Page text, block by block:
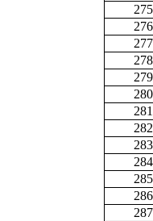
275
276
277
278
279
280
281
282
283
284
285
286
287